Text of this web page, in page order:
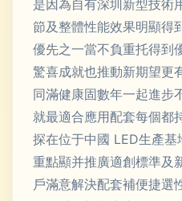
是因為自有深圳新型技術
節及整體性能效果明顯得
優先之一當不負重托得到
驚喜成就也推動新期望更
同滿健康固數年一起進步
就最適合應用配套每個都
探在位于中國 LED生產
重點顯并推廣適創標準及
戶滿意解決配套補便捷選